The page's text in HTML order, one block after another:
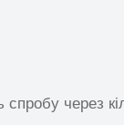
спробу через